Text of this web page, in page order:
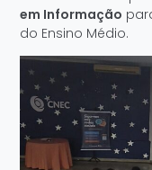
em Informação
do Ensino Médio.